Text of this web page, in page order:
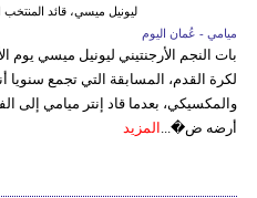
ليونيل ميسي، قائد المنتخب
ميامي - عُمان اليوم
بات النجم الأرجنتيني ليونيل ميسي
لكرة القدم، المسابقة التي تجمع سنويا
أرضه ض�... المزيد